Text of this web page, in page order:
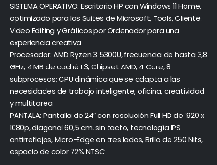
SISTEMA OPERATIVO: Escritorio HP con Windows 11 Home,
optimizado para las Suites de Microsoft, Tools, Cliente,
Video Editing y Gráficos por Ordenador para una
experiencia creativa
Procesador: AMD Ryzen 3 5300U, frecuencia de hasta 3,8
GHz, 4 MB de caché L3, Chipset AMD, 4 Core, 8
subprocesos; CPU dinámica que se adapta a las
necesidades de trabajo inteligente, oficina, creatividad
y multitarea
PANTALA: Pantalla de 24″ con resolución Full HD de 1920 x
1080p, diagonal 60,5 cm, sin tacto, tecnología IPS
antirreflejos, Micro-Edge en tres lados, Brillo de 250 Nits,
espacio de color 72% NTSC